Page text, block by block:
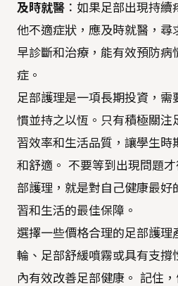
及時就醫 ：如果足部出現持
他不適症狀，應及時就醫，尋
早診斷和治療，能有效預防病
症。
足部護理是一項長期投資，需
慣並持之以恆。只有積極關注
習效率和生活品質，讓學生時
和舒適。 不要等到出現問題
部護理，就是對自己健康最好
習和生活的最佳保障。
選擇一些價格合理的足部護理
輪、足部舒緩噴霧或具有支撐
內有效改善足部健康。 記住